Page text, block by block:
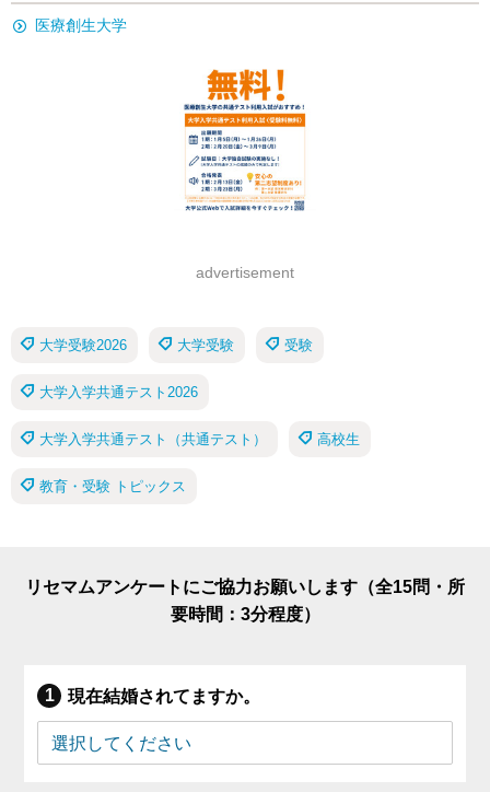
医療創生大学
advertisement
大学受験2026 大学受験 受験
大学入学共通テスト2026
大学入学共通テスト（共通テスト） 高校生
教育・受験 トピックス
リセマムアンケートにご協力お願いします（全15問・所
要時間：3分程度）
現在結婚されてますか。